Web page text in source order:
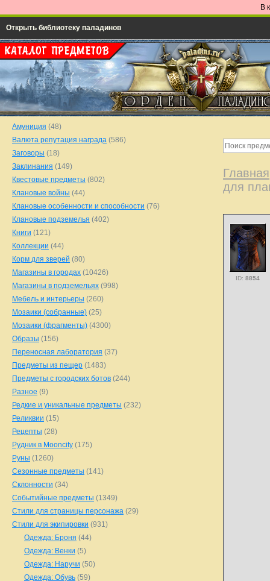
В
Открыть библиотеку паладинов
Главная
для
ID: 8854
Амуниция (48)
Валюта репутация награда (586)
Заговоры (18)
Заклинания (149)
Квестовые предметы (802)
Клановые войны (44)
Клановые особенности и способности (76)
Клановые подземелья (402)
Книги (121)
Коллекции (44)
Корм для зверей (80)
Магазины в городах (10426)
Магазины в подземельях (998)
Мебель и интерьеры (260)
Мозаики (собранные) (25)
Мозаики (фрагменты) (4300)
Образы (156)
Переносная лаборатория (37)
Предметы из пещер (1483)
Предметы с городских ботов (244)
Разное (9)
Редкие и уникальные предметы (232)
Реликвии (15)
Рецепты (28)
Рудник в Mooncity (175)
Руны (1260)
Сезонные предметы (141)
Склонности (34)
Событийные предметы (1349)
Стили для страницы персонажа (29)
Стили для экипировки (931)
Одежда: Броня (44)
Одежда: Венки (5)
Одежда: Наручи (50)
Одежда: Обувь (59)